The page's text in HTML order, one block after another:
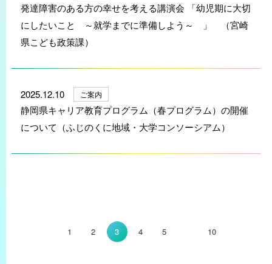
発達障害のある方の幸せを考える講演会 「幼児期に大切
にしたいこと ～就学までに準備しよう～ 」 （宮崎
県こども政策課）
2025.12.10 ご案内
静岡県キャリア教育プログラム（春プログラム）の開催
について（ふじのくに地域・大学コンソーシアム）
1 2 3 4 5 10